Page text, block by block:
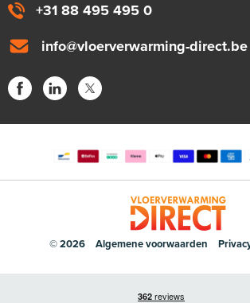
+31 88 495 495 0
info@vloerverwarming-direct.be
© 2026 Algemene voorwaarden